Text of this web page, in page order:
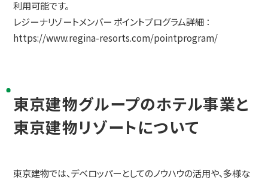
利用可能です。
レジーナリゾートメンバー ポイントプログラム詳細 ：
https://www.regina-resorts.com/pointprogram/
東京建物グループのホテル事業と
東京建物リゾートについて
東京建物では、デベロッパーとしてのノウハウの活⽤や、多様な